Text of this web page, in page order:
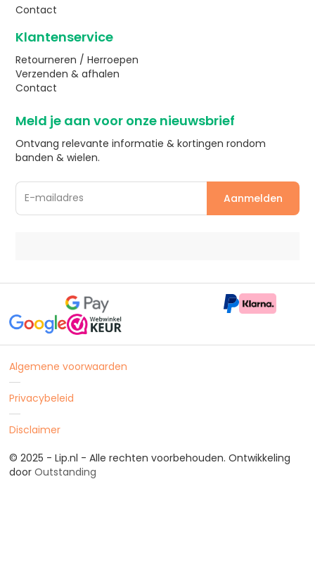
Contact
Klantenservice
Retourneren / Herroepen
Verzenden & afhalen
Contact
Meld je aan voor onze nieuwsbrief
Ontvang relevante informatie & kortingen rondom
banden & wielen.
Algemene voorwaarden
Privacybeleid
Disclaimer
© 2025 - Lip.nl - Alle rechten voorbehouden. Ontwikkeling
door Outstanding